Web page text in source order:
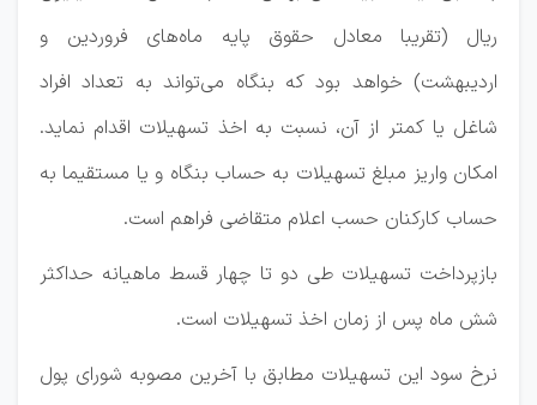
ریال (تقریبا معادل حقوق پایه ماه‌های فروردین و
اردیبهشت) خواهد بود که بنگاه می‌تواند به تعداد افراد
شاغل یا کمتر از آن، نسبت به اخذ تسهیلات اقدام نماید.
امکان واریز مبلغ تسهیلات به حساب بنگاه و یا مستقیما به
حساب کارکنان حسب اعلام متقاضی فراهم است.
بازپرداخت تسهیلات طی دو تا چهار قسط ماهیانه حداکثر
شش ماه پس از زمان اخذ تسهیلات است.
نرخ سود این تسهیلات مطابق با آخرین مصوبه شورای پول